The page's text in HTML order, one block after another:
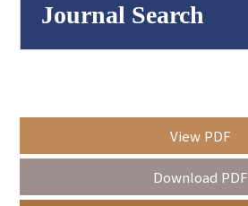
Journal Search
Year(s) :
to
View PDF
Download PDF